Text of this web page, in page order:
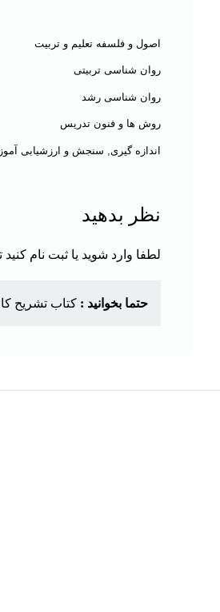
اصول و فلسفه تعلیم و تربیت
روان شناسی تربیتی
روان شناسی رشد
روش ها و فنون تدریس
اندازه گیری, سنجش و ارزشیابی
نظر بدهید
لطفا وارد شوید یا ثبت نام کنید
حتما بخوانید : کتاب تشریح